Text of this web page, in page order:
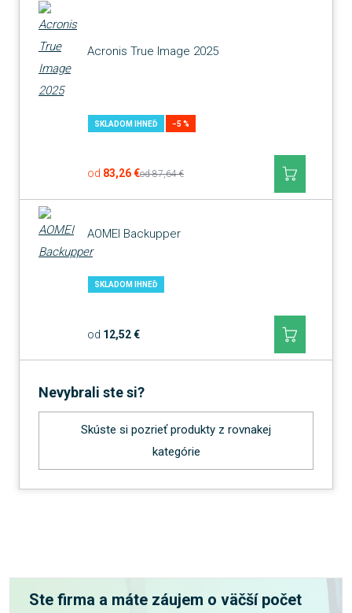
Acronis True Image 2025
SKLADOM IHNEĎ −5 %
od 83,26 €od87,64 €
AOMEI Backupper
SKLADOM IHNEĎ
od 12,52 €
Nevybrali ste si?
Skúste si pozrieť produkty z rovnakej
kategórie
Ste firma a máte záujem o väčší počet